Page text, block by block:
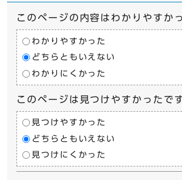
このページの内容はわかりやすか
わかりやすかった
どちらともいえない
わかりにくかった
このページは見つけやすかったで
見つけやすかった
どちらともいえない
見つけにくかった